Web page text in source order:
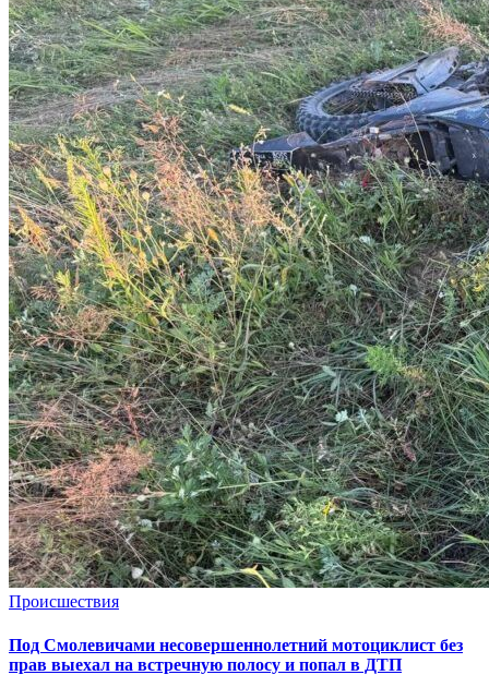
Происшествия
Под Смолевичами несовершеннолетний мотоциклист без
прав выехал на встречную полосу и попал в ДТП